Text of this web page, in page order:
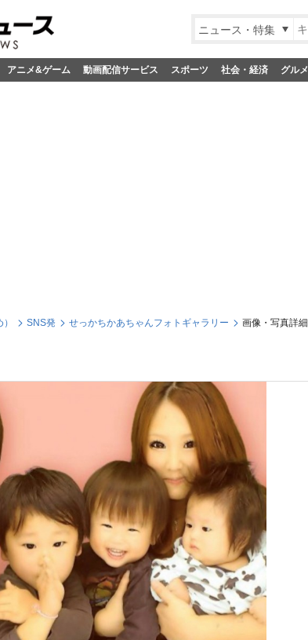
ニュース・特集
アニメ&ゲーム 動画配信サービス スポーツ 社会・経済 グルメ
SNS発 せっかちかあちゃんフォトギャラリー 画像・写真詳細